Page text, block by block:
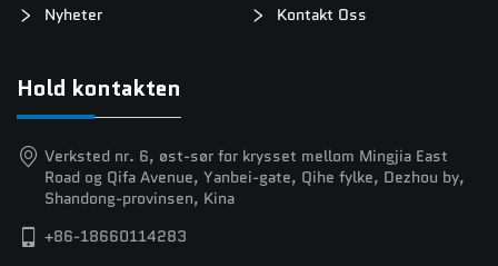
Nyheter
Kontakt Oss
Hold kontakten
Verksted nr. 6, øst-sør for krysset mellom Mingjia East
Road og Qifa Avenue, Yanbei-gate, Qihe fylke, Dezhou by,
Shandong-provinsen, Kina
+86-18660114283